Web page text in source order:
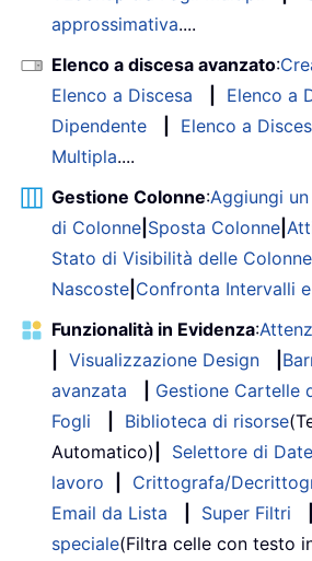
approssimativa....
Elenco a discesa avanzato:
Elenco a Discesa
Elenco a
Dipendente
Elenco a
Multipla....
Gestione Colonne:Aggiungi
di Colonne Sposta Colonne
Stato di Visibilità delle Colonne
Nascoste Confronta Intervalli
Funzionalità in Evidenza:
Visualizzazione Design
avanzata
Gestione Cartelle
Fogli
Biblioteca di risorse
Automatico)
Selettore di Date
lavoro
Crittografa/
Email da Lista
Super Filtri
speciale(Filtra celle con testo